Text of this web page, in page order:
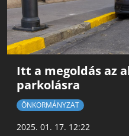
Itt a megoldás az
parkolásra
ÖNKORMÁNYZAT
2025. 01. 17. 12:22